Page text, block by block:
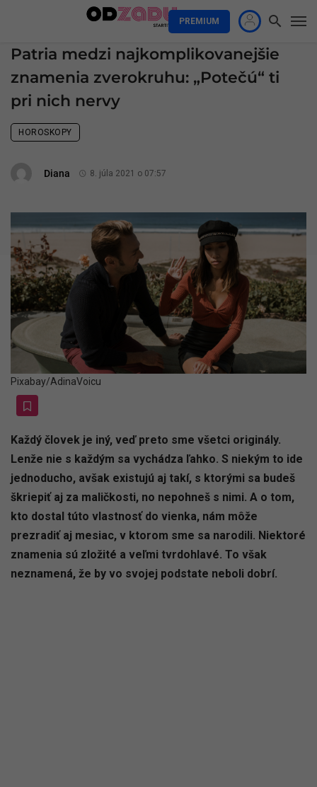
PREMIUM
Patria medzi najkomplikovanejšie
znamenia zverokruhu: „Potečú“ ti
pri nich nervy
HOROSKOPY
Diana 8. júla 2021 o 07:57
Pixabay/AdinaVoicu
Každý človek je iný, veď preto sme všetci originály.
Lenže nie s každým sa vychádza ľahko. S niekým to ide
jednoducho, avšak existujú aj takí, s ktorými sa budeš
škriepiť aj za maličkosti, no nepohneš s nimi. A o tom,
kto dostal túto vlastnosť do vienka, nám môže
prezradiť aj mesiac, v ktorom sme sa narodili. Niektoré
znamenia sú zložité a veľmi tvrdohlavé. To však
neznamená, že by vo svojej podstate neboli dobrí.